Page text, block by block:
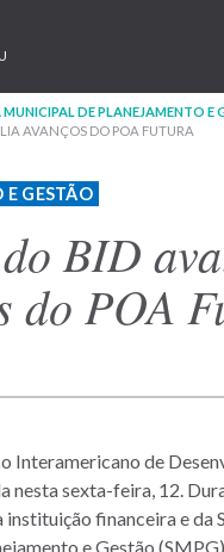
recolher
MUNICIPAL DE PLANEJAMENTO E
AVANÇOS DO POA FUTURA
E GESTÃO
BID
do POA
Interamericano de
nesta sexta-feira, 12.
instituição financeira e da
e Gestão